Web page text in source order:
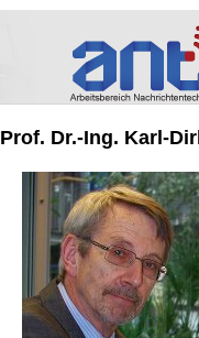
Prof. Dr.-Ing. Karl-